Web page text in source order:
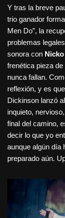
Y tras la breve
trio ganador
Men Do”, la
problemas
sonora con
frenética pieza de
nunca fallan.
reflexión, y es
Dickinson lanzó
inquieto,
final del camino,
decir lo que yo
aunque algún día
preparado aún.